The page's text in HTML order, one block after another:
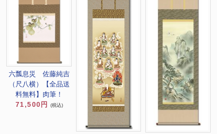
六瓢息災 佐藤純吉
（尺八横）【全品送
料無料】肉筆！
71,500円
(税込)